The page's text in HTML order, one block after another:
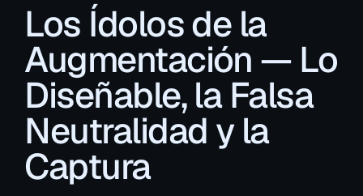
Los Ídolos de la
Augmentación — Lo
Diseñable, la Falsa
Neutralidad y la
Captura